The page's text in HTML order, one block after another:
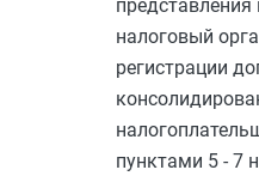
налоговый
регистрации
пунктами 5 - 7